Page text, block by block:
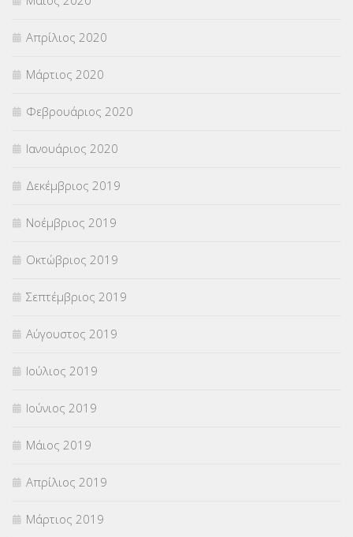
Απρίλιος 2020
Μάρτιος 2020
Φεβρουάριος 2020
Ιανουάριος 2020
Δεκέμβριος 2019
Νοέμβριος 2019
Οκτώβριος 2019
Σεπτέμβριος 2019
Αύγουστος 2019
Ιούλιος 2019
Ιούνιος 2019
Μάιος 2019
Απρίλιος 2019
Μάρτιος 2019